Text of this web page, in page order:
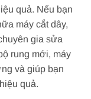
quả. Nếu bạn
máy cắt dây,
gia sửa
rung mới, máy
và giúp bạn
quả.